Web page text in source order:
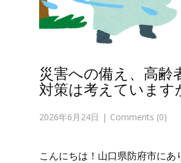
災害への備え、高齢
対策は考えています
2026年6月24日 Comments (0)
こんにちは！山口県防府市にあ